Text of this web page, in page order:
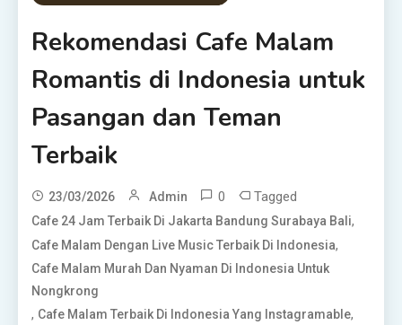
Rekomendasi Cafe Malam
Romantis di Indonesia untuk
Pasangan dan Teman
Terbaik
23/03/2026 Admin 0 Tagged
Cafe 24 Jam Terbaik Di Jakarta Bandung Surabaya Bali,
Cafe Malam Dengan Live Music Terbaik Di Indonesia,
Cafe Malam Murah Dan Nyaman Di Indonesia Untuk
Nongkrong
, Cafe Malam Terbaik Di Indonesia Yang Instagramable,